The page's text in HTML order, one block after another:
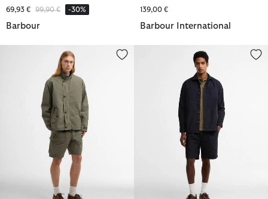
69,93 € Reduziert von
99,90 €bis-30%
Barbour
139,00 €
Barbour International
Shorts Spey Poplin Shorts Rickfell Ripstop